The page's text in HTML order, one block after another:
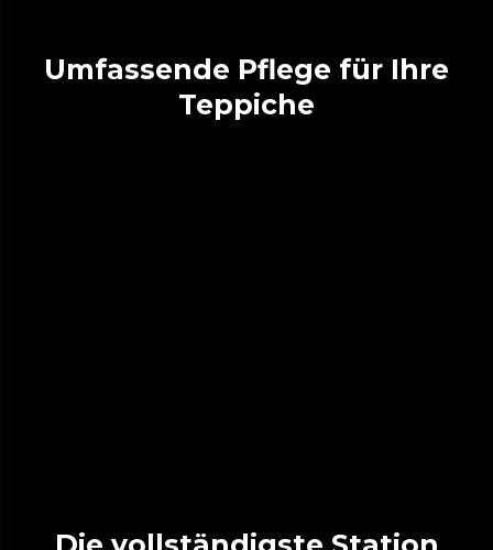
Umfassende Pflege für Ihre
Teppiche